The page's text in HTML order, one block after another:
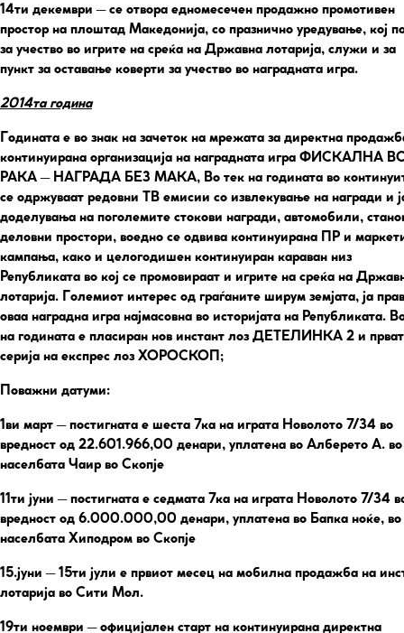
14ти декември – се отвора едномесечен продажно промотивен
простор на плоштад Македонија, со празнично уредување, кој
за учество во игрите на среќа на Државна лотарија, служи и за
пункт за оставање коверти за учество во наградната игра.
2014та година
Годината е во знак на зачеток на мрежата за директна
континуирана организација на наградната игра ФИСКАЛНА
РАКА – НАГРАДА БЕЗ МАКА, Во тек на годината во
се одржуваат редовни ТВ емисии со извлекување на награди и
доделувања на поголемите стокови награди, автомобили,
деловни простори, воедно се одвива континуирана ПР и
кампања, како и целогодишен континуиран караван низ
Републиката во кој се промовираат и игрите на среќа на
лотарија. Големиот интерес од граѓаните ширум земјата, ја
оваа наградна игра најмасовна во историјата на Републиката.
на годината е пласиран нов инстант лоз ДЕТЕЛИНКА 2 и
серија на експрес лоз ХОРОСКОП;
Поважни датуми:
1ви март– постигната е шеста 7ка на играта Новолото 7/34 во
вредност од 22.601.966,00 денари, уплатена во Алберето А. во
населбата Чаир во Скопје
11ти јуни – постигната е седмата 7ка на играта Новолото 7/34
вредност од 6.000.000,00 денари, уплатена во Бапка ноќе, во
населбата Хиподром во Скопје
15.јуни – 15ти јули е првиот месец на мобилна продажба на
лотарија во Сити Мол.
19ти ноември – официјален старт на континуирана директна